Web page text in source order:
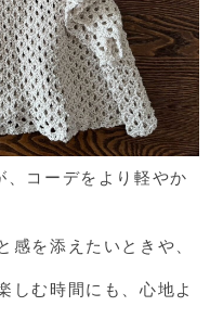
、コーデをより軽やか
感を添えたいときや、
しむ時間にも、心地よ